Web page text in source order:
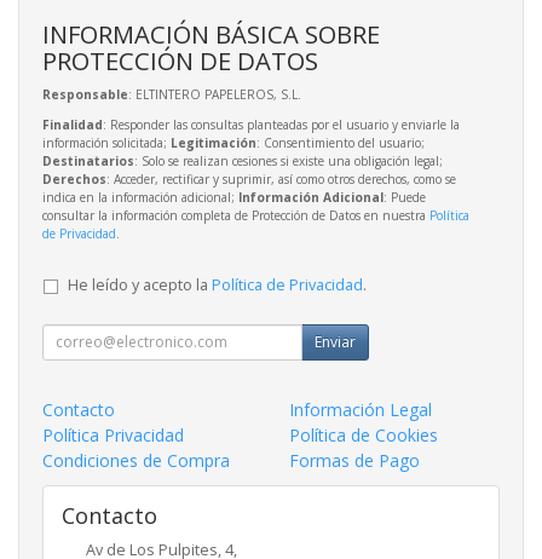
INFORMACIÓN BÁSICA SOBRE
PROTECCIÓN DE DATOS
Responsable: ELTINTERO PAPELEROS, S.L.
Finalidad: Responder las consultas planteadas por el usuario y enviarle la
información solicitada; Legitimación: Consentimiento del usuario;
Destinatarios: Solo se realizan cesiones si existe una obligación legal;
Derechos: Acceder, rectificar y suprimir, así como otros derechos, como se
indica en la información adicional; Información Adicional: Puede
consultar la información completa de Protección de Datos en nuestra Política
de Privacidad
He leído y acepto la Política de Privacidad.
Enviar
Contacto
Información Legal
Política Privacidad
Política de Cookies
Condiciones de Compra
Formas de Pago
Contacto
Av de Los Pulpites, 4,